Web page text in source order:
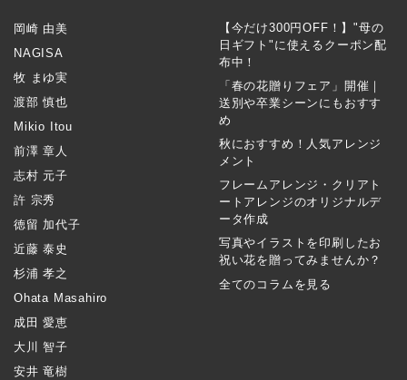
岡崎 由美
NAGISA
牧 まゆ実
渡部 慎也
Mikio Itou
前澤 章人
志村 元子
許 宗秀
徳留 加代子
近藤 泰史
杉浦 孝之
Ohata Masahiro
成田 愛恵
大川 智子
安井 竜樹
【今だけ300円OFF！】"母の
日ギフト"に使えるクーポン配
布中！
「春の花贈りフェア」開催｜
送別や卒業シーンにもおすす
め
秋におすすめ！人気アレンジ
メント
フレームアレンジ・クリアト
ートアレンジのオリジナルデ
ータ作成
写真やイラストを印刷したお
祝い花を贈ってみませんか？
全てのコラムを見る